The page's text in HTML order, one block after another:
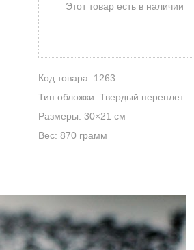
Этот товар есть в наличии
Код товара: 1263
Тип обложки: Твердый переплет
Размеры: 30×21 см
Вес: 870 грамм